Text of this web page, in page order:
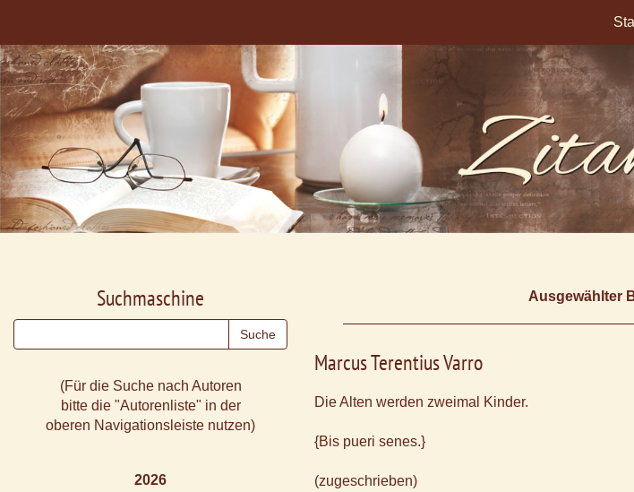
Ausgewählter
Marcus Terentius Varro
Die Alten werden zweimal Kinder.
{Bis pueri senes.}
(zugeschrieben)
Suchmaschine
(Für die Suche nach Autoren
bitte die "Autorenliste" in der
oberen Navigationsleiste nutzen)
2026